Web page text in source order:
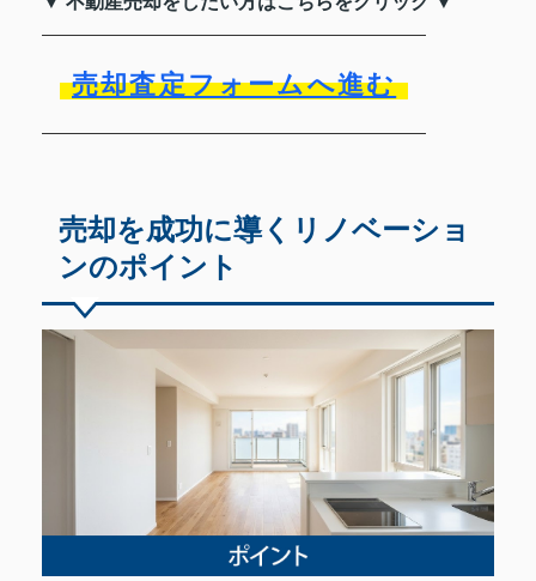
売却査定フォームへ進む
売却を成功に導くリノベーショ
ンのポイント